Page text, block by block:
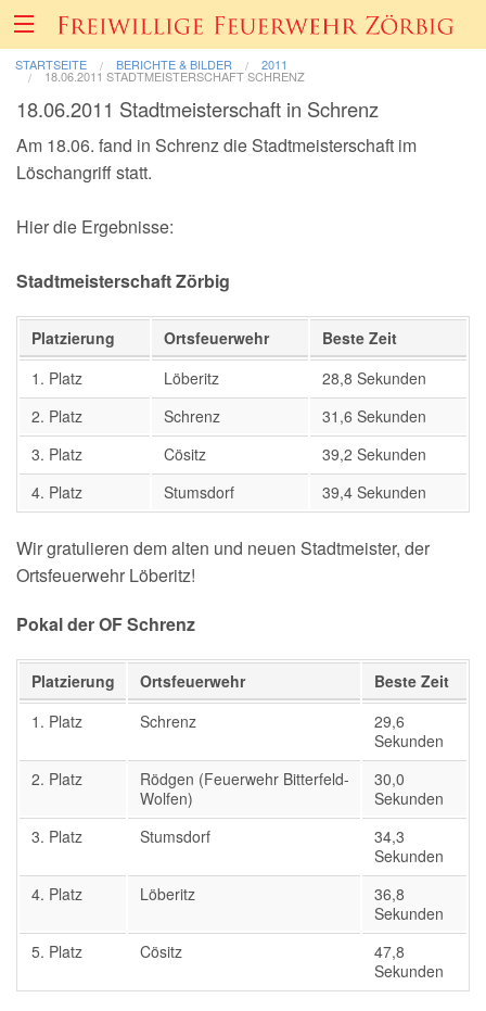
Fahrzeuge & Technik
Berichte & Bilder
Förderverein
Informatives & Termine
150-jähriges Jubiläum
STARTSEITE BERICHTE & BILDER 2011
18.06.2011 STADTMEISTERSCHAFT SCHRENZ
18.06.2011 Stadtmeisterschaft in Schrenz
Am 18.06. fand in Schrenz die Stadtmeisterschaft im
Löschangriff statt.
Hier die Ergebnisse:
Stadtmeisterschaft Zörbig
Platzierung Ortsfeuerwehr
Beste Zeit
1. Platz
Löberitz
28,8 Sekunden
2. Platz
Schrenz
31,6 Sekunden
3. Platz
Cösitz
39,2 Sekunden
4. Platz
Stumsdorf 39,4 Sekunden
Wir gratulieren dem alten und neuen Stadtmeister, der
Ortsfeuerwehr Löberitz!
Pokal der OF Schrenz
Platzierung Ortsfeuerwehr
Beste Zeit
1. Platz
Schrenz
29,6
Sekunden
2. Platz
Rödgen (Feuerwehr Bitterfeld-
Wolfen)
30,0
Sekunden
3. Platz
Stumsdorf
34,3
Sekunden
4. Platz
Löberitz
36,8
Sekunden
5. Platz
Cösitz
47,8
Sekunden